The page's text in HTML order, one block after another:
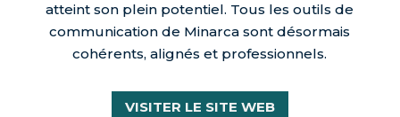
atteint son plein potentiel. Tous les outils de
communication de Minarca sont désormais
cohérents, alignés et professionnels.
VISITER LE SITE WEB